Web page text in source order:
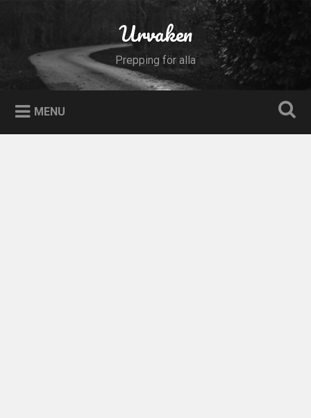
Urvaken
Prepping för alla
MENU